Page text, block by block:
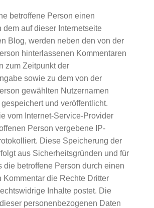
betroffene Person einen
dem auf dieser Internetseite
Blog, werden neben den von der
hinterlassenen Kommentaren
zum Zeitpunkt der
sowie zu dem von der
gewählten Nutzernamen
und veröffentlicht.
vom Internet-Service-Provider
Person vergebene IP-
Diese Speicherung der
aus Sicherheitsgründen und für
die betroffene Person durch einen
Kommentar die Rechte Dritter
Inhalte postet. Die
personenbezogenen Daten